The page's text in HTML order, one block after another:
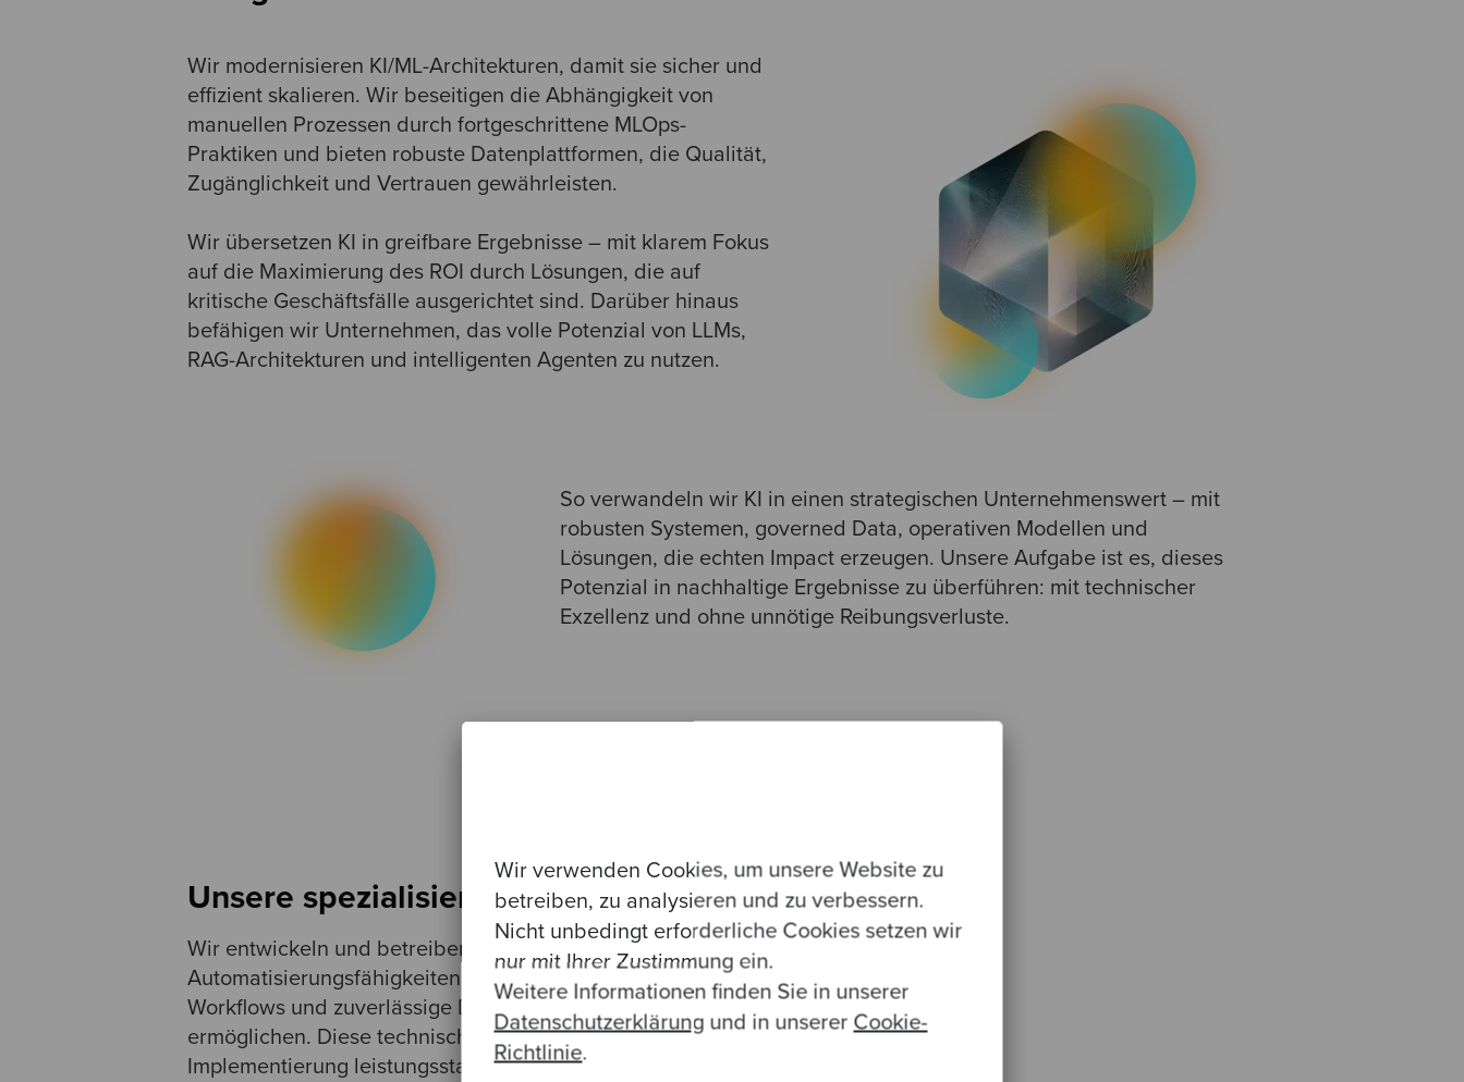
Wir verwenden Cookies, um unsere Website zu
betreiben, zu analysieren und zu verbessern.
Nicht unbedingt erforderliche Cookies setzen wir
nur mit Ihrer Zustimmung ein.
Weitere Informationen finden Sie in unserer
Datenschutzerklärung und in unserer Cookie-
Richtlinie.
Wir modernisieren KI/ML-Architekturen, damit sie sicher und
effizient skalieren. Wir beseitigen die Abhängigkeit von
manuellen Prozessen durch fortgeschrittene MLOps-
Praktiken und bieten robuste Datenplattformen, die Qualität,
Zugänglichkeit und Vertrauen gewährleisten.
Wir übersetzen KI in greifbare Ergebnisse – mit klarem Fokus
auf die Maximierung des ROI durch Lösungen, die auf
kritische Geschäftsfälle ausgerichtet sind. Darüber hinaus
befähigen wir Unternehmen, das volle Potenzial von LLMs,
RAG-Architekturen und intelligenten Agenten zu nutzen.
So verwandeln wir KI in einen strategischen Unternehmenswert – mit
robusten Systemen, governed Data, operativen Modellen und
Lösungen, die echten Impact erzeugen. Unsere Aufgabe ist es, dieses
Potenzial in nachhaltige Ergebnisse zu überführen: mit technischer
Exzellenz und ohne unnötige Reibungsverluste.
Unsere spezialisierten KI- und Datenlösungen
Wir entwickeln und betreiben fortgeschrittene KI-, Daten- und
Automatisierungsfähigkeiten, die skalierbare Architekturen, robuste
Workflows und zuverlässige Deployments in komplexen Umgebungen
ermöglichen. Diese technischen Kompetenzen bilden die Grundlage für die
Implementierung leistungsstarker Lösungen und deren sicheren Betrieb in